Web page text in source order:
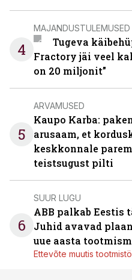
4
MAJANDUSTULEMUSED
Tugeva
Fractory jäi veel
on 20 miljonit”
5
ARVAMUSED
Kaupo Karba:
arusaam, et
keskkonnale
teistsugust pilti
6
SUUR LUGU
ABB palkab Eestis
Juhid avavad
uue aasta
Ettevõte muutis